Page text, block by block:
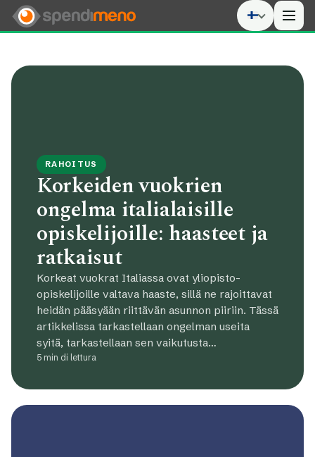
RAHOITUS
Korkeiden vuokrien
ongelma italialaisille
opiskelijoille: haasteet ja
ratkaisut
Korkeat vuokrat Italiassa ovat yliopisto-
opiskelijoille valtava haaste, sillä ne rajoittavat
heidän pääsyään riittävän asunnon piiriin. Tässä
artikkelissa tarkastellaan ongelman useita
syitä, tarkastellaan sen vaikutusta…
5 min di lettura